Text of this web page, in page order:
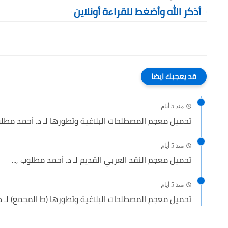
▫️ أذكر الله وأضغط للقراءة أونلاين ▫️
قد يعجبك ايضا
منذ 5 أيام
تحميل معجم المصطلحات البلاغية وتطورها لـ د. أحمد
منذ 5 أيام
تحميل معجم النقد العربي القديم لـ د. أحمد مطلوب ,...
منذ 5 أيام
تحميل معجم المصطلحات البلاغية وتطورها (ط المجمع) لـ